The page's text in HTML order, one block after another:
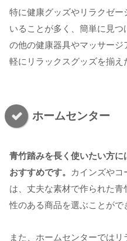
特に健康グッズやリラクゼ
いることが多く、簡単に見
の他の健康器具やマッサー
軽にリラックスグッズを揃え
ホームセンター
青竹踏みを長く使いたい方
おすすめです。
カインズや
は、丈夫な素材で作られた青
性のある商品を選ぶことがで
また、ホームセンターでは